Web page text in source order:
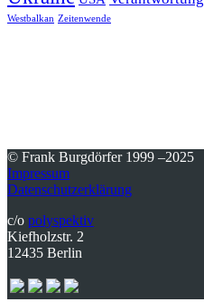
Westbalkan Zeitenwende
© Frank Burgdörfer 1999 –2025
Impressum
Datenschutzerklärung
c/o polyspektiv
Kiefholzstr. 2
12435 Berlin